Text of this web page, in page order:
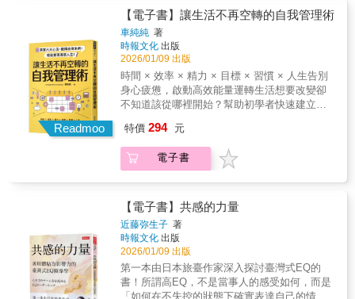
段歷程是從新鮮人轉變為職場中堅的關鍵期。
很多人以為拚命加班就是努力，但在 AI 時代，
工時不等同於價值，你需要的其實是一張詳盡
的「職場導航圖」，學會用對方法至關重要。
首先，請建立正確的工作心態，抱持學習的熱
忱，不要計較工作的型式或多寡。即使是看似
瑣碎的應對進退或整理文件，背後都隱藏著觀
馬跡。這些過程能讓你全面瞭解部門間的分工
細節，將「苦勞」轉化為未來爆發的養分。 接
著，對於初入職場的人來說，成功的起步始於
Role Model（榜樣）。平時不僅觀察其專業技
能，更需要觀察其思考邏輯與處理細節的態
度，從而複製學習，縮短自己成長的學習曲
線。 此外，善用「向上管理」與「向上溝通」
的技巧，能顯著提升你的能見度。記住，主管
最怕「丟申論題」的屬下，你應該帶著「方案
ABC」去提問，讓主管做選擇題，進行有效率
轉型為「情報解讀者」與「策略策劃者」。書
中不僅提供具體的思維轉換框架，更透過大量
真實案例與「實戰挑戰」，教導如何透過精準
提問、細節管理、風險預判與向上協作，建立
起難以取代的專業價值與信任資產。 這是一本
務實的戰略手冊。它不空談道理，而是提供可
立即應用的行動方案，幫助讀者在快速變動的
科技協作的智慧，從容創造屬於自己的職涯高
創造影響力的專業工作者。──沈英勝／聯華電
子亞太銷售副總經理 親愛的職場後輩們： 作為
一名在職場努力三十年的「過來人」，看過無
數優秀學子滿懷理想踏出校門，卻在最初的五
年內感到迷惘與挫折。我想告訴你們的是：這
段歷程是從新鮮人轉變為職場中堅的關鍵期。
很多人以為拚命加班就是努力，但在 AI 時代，
工時不等同於價值，你需要的其實是一張詳盡
的「職場導航圖」，學會用對方法至關重要。
首先，請建立正確的工作心態，抱持學習的熱
「可是」、「因為」這類否定對方的用詞！面
對人生中的討厭鬼，務必掌握三大原則態度圓
融，語氣堅定，慢走不送。
寫在看板上。 ．教育新人也要有成果
「線」 人才培育，會因為個人的教學方
式不同而有差異， 因此，教育訓練也必
須有一套標準。 只要運用「四個準備」
和「四階段指導」，新人也能立即上手。
◎畫線之後，大家得遵守 畫線之後，若
沒人願意遵守，線就沒有效果。 主管必
須告訴部屬：為什麼要做（而不是只說怎麼
做）、這樣做更輕鬆， 甚至讓員工自己
呢？ 豐田還在現場建立了名為「安燈」的
機制， 只要有人越線，就立即按下按鈕，
停止生產，直到問題解決。 按燈的員工不
會被責備，還會被獎勵。 畫線很蠢很拘
束？事實是畫出基準線， 不做白工、減少
虛工與浪費，工作量更少！ 豐田內部怎麼
畫線勝過費盡口舌宣導，大家樂意遵守？
準 豐田內部到處畫滿了線，推車放哪、
會議桌椅怎麼擺有標線， 銷售數據圖也
要畫一條基準線，為什麼？ 只要有標準
線，任何人看一眼就能判斷，現在這個數字是
正常或異常。 除此之外，還有許多看不
見的線： 安燈、技能地圖、作業要領
書…… 有了這條隱形的線，無論誰來
減少人為差異的最佳方法 ．消除浪費的
「線」 開始作業前，先畫最重要的線：
需要什麼、什麼時候要、數量多少， 例
寫在看板上。 ．教育新人也要有成果
「線」 人才培育，會因為個人的教學方
式不同而有差異， 因此，教育訓練也必
須有一套標準。 只要運用「四個準備」
和「四階段指導」，新人也能立即上手。
◎畫線之後，大家得遵守 畫線之後，若
沒人願意遵守，線就沒有效果。 主管必
劉奕酉超實用狂推！ ●依姓名筆畫序排列●職場
上可以誇口，但要算準時機，講究策略？●同樣
是失誤，只要用正確的方式報告，就能化失敗
為轉機？●乍看無能卻大智若愚，職場生存必須
學會「策略型點頭」？●稱讚主管的最佳時機，
就要在喜歡八卦的同事面前？●故意讓主管聽到
你說的話，才可以買到「主管保險」？●寫筆記
時不用太認真，只要「裝作有在記」？●遇到不
擅長的任務，也能100%推給別人的方法？你是
分的評價？拚命努力，卻誰都沒看見，還被別
人搶走功勞？到底問題是出在哪裡？事實上，
你的困境與能力好壞無關，而是你沒有搞懂職
場生存的「眉角」。 厲害的職場人，能夠正確
抓住「該努力的地方」，用最小的付出，獲得
最大的成果，可以輕鬆完成的工作，絕不多浪
費力氣，更不會把體力消耗在沒意義的事情
上。最重要的，是掌握「讓周遭正確評價自己
的技術」，就算身在不公平的環境，也能靈活
展現自己的成果。本書作者曾經歷主管陷害、
Readmoo
【電子書】讓生活不再空轉的自我管理術
車純純 著
時報文化 出版
2026/01/09 出版
時間 × 效率 × 精力 × 目標 × 習慣 × 人生告別
身心疲憊，啟動高效能量運轉生活想要改變卻
不知道該從哪裡開始？幫助初學者快速建立完
渴望自律、高效且平衡的生活，現實中卻常被
資訊洪流淹沒。即使每天忙得不可開交，仍搞
不清楚究竟在忙什麼。到底該如何重新找回生
前，先建立心態自律是一切行動的基礎。書中
將分享如何順應人性地自律，讓自我管理這件
事能長期堅持下去。STEP2 初階實戰，學習短
期管理技巧藉由時間管理、效率提升、精力優
化三大項目，盤點自己當前擁有的時間、精
力、金錢等資源，學習對日、週的管理能力。
STEP3 進階實戰，掌握長期規劃能力透過目標
特價 294 元
電子書
【電子書】共感的力量
近藤弥生子 著
時報文化 出版
2026/01/09 出版
第一本由日本旅臺作家深入探討臺灣式EQ的
書！所謂高EQ，不是當事人的感受如何，而是
「如何在不失控的狀態下確實表達自己的情